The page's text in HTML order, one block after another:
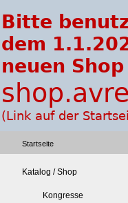
Startseite
Katalog / Shop
Kongresse